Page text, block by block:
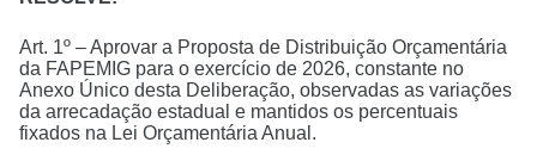
Art. 1º – Aprovar a Proposta de Distribuição Orçamentária
da FAPEMIG para o exercício de 2026, constante no
Anexo Único desta Deliberação, observadas as variações
da arrecadação estadual e mantidos os percentuais
fixados na Lei Orçamentária Anual.